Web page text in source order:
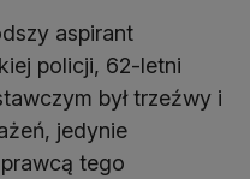
aspirant
policji, 62-letni
był trzeźwy i
jedynie
tego